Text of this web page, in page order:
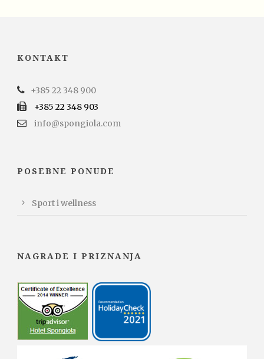
KONTAKT
+385 22 348 900
+385 22 348 903
info@spongiola.com
POSEBNE PONUDE
Sport i wellness
NAGRADE I PRIZNANJA